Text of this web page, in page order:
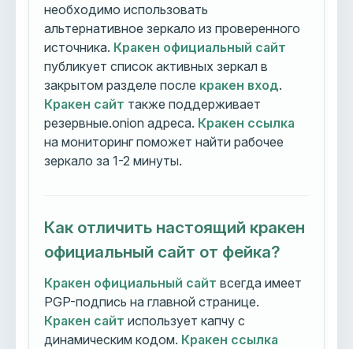
необходимо использовать
альтернативное зеркало из проверенного
источника. Кракен официальный сайт
публикует список активных зеркал в
закрытом разделе после кракен вход.
Кракен сайт также поддерживает
резервные.onion адреса. Кракен ссылка
на мониторинг поможет найти рабочее
зеркало за 1-2 минуты.
Как отличить настоящий кракен
официальный сайт от фейка?
Кракен официальный сайт всегда имеет
PGP-подпись на главной странице.
Кракен сайт использует капчу с
динамическим кодом. Кракен ссылка